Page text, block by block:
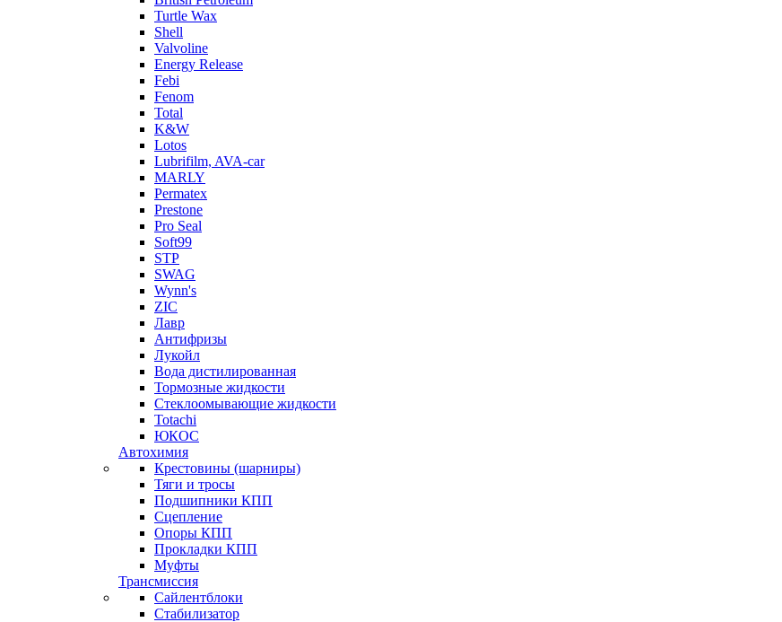
Turtle Wax
Shell
Valvoline
Energy Release
Febi
Fenom
Total
K&W
Lotos
Lubrifilm, AVA-car
MARLY
Permatex
Prestone
Pro Seal
Soft99
STP
SWAG
Wynn's
ZIC
Лавр
Антифризы
Лукойл
Вода дистилированная
Тормозные жидкости
Стеклоомывающие жидкости
Totachi
ЮКОС
Автохимия
Крестовины (шарниры)
Тяги и тросы
Подшипники КПП
Сцепление
Опоры КПП
Прокладки КПП
Муфты
Трансмиссия
Сайлентблоки
Стабилизатор